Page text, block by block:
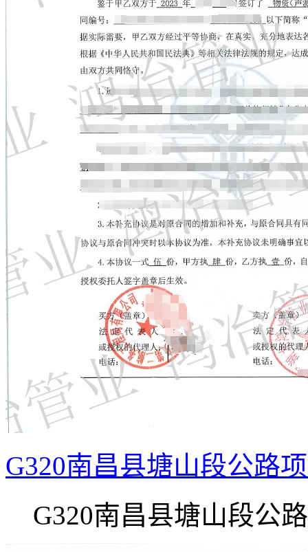
G320南昌县塘山段公路
G320南昌县塘山段公